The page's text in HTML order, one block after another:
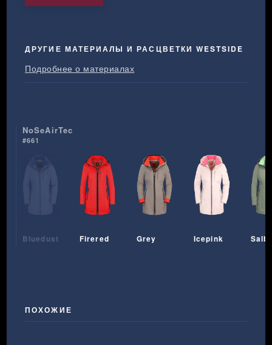
ДРУГИЕ МАТЕРИАЛЫ И РАСЦВЕТКИ WESTSIDE
Подробнее о материалах
NoSeAirTec
#661
Bluedust Firered Grey Icepink
ПОХОЖИЕ